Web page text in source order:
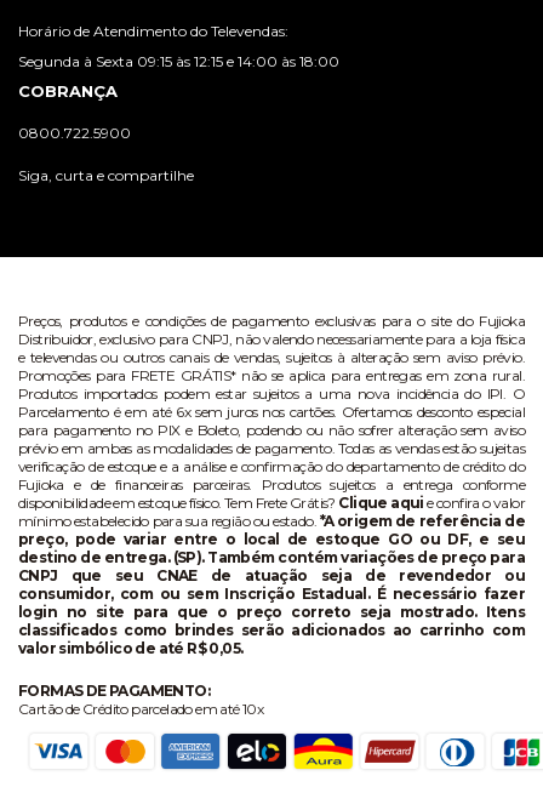
Horário de Atendimento do Televendas:
Segunda à Sexta 09:15 às 12:15 e 14:00 às 18:00
COBRANÇA
0800.722.5900
Siga, curta e compartilhe
Preços, produtos e condições de pagamento exclusivas para o site do Fujioka
Distribuidor, exclusivo para CNPJ, não valendo necessariamente para a loja física
e televendas ou outros canais de vendas, sujeitos à alteração sem aviso prévio.
Promoções para FRETE GRÁTIS* não se aplica para entregas em zona rural.
Produtos importados podem estar sujeitos a uma nova incidência do IPI. O
Parcelamento é em até 6x sem juros nos cartões. Ofertamos desconto especial
para pagamento no PIX e Boleto, podendo ou não sofrer alteração sem aviso
prévio em ambas as modalidades de pagamento. Todas as vendas estão sujeitas
verificação de estoque e a análise e confirmação do departamento de crédito do
Fujioka e de financeiras parceiras. Produtos sujeitos a entrega conforme
disponibilidade em estoque físico. Tem Frete Grátis? Clique aqui e confira o valor
mínimo estabelecido para sua região ou estado. *A origem de referência de
preço, pode variar entre o local de estoque GO ou DF, e seu
destino de entrega. (SP). Também contém variações de preço para
CNPJ que seu CNAE de atuação seja de revendedor ou
consumidor, com ou sem Inscrição Estadual. É necessário fazer
login no site para que o preço correto seja mostrado. Itens
classificados como brindes serão adicionados ao carrinho com
valor simbólico de até R$ 0,05.
FORMAS DE PAGAMENTO:
Cartão de Crédito parcelado em até 10x